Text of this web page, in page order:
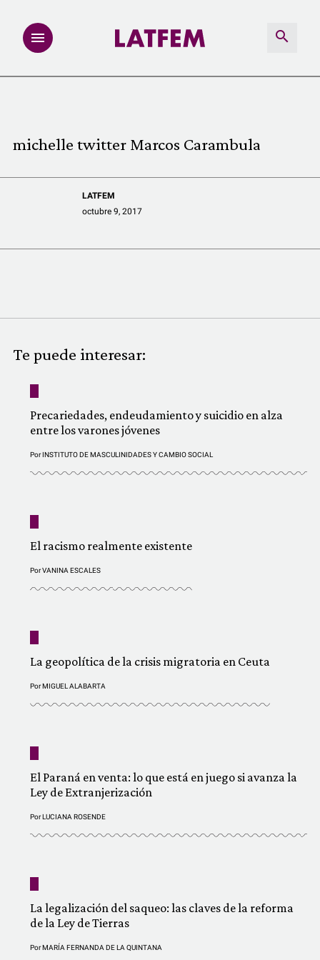
REDACCIÓN ABIERTA
LATFEMLAB.
QUIÉNES SOMOS
michelle twitter Marcos Carambula
LATFEM
octubre 9, 2017
Te puede interesar:
Precariedades, endeudamiento y suicidio en alza
entre los varones jóvenes
PorINSTITUTO DE MASCULINIDADES Y CAMBIO SOCIAL
El racismo realmente existente
PorVANINA ESCALES
La geopolítica de la crisis migratoria en Ceuta
PorMIGUEL ALABARTA
El Paraná en venta: lo que está en juego si avanza la
Ley de Extranjerización
PorLUCIANA ROSENDE
La legalización del saqueo: las claves de la reforma
de la Ley de Tierras
PorMARÍA FERNANDA DE LA QUINTANA